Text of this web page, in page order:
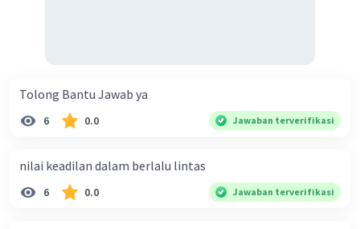
Tolong Bantu Jawab ya
6 0.0 Jawaban terverifikasi
nilai keadilan dalam berlalu lintas
6 0.0 Jawaban terverifikasi